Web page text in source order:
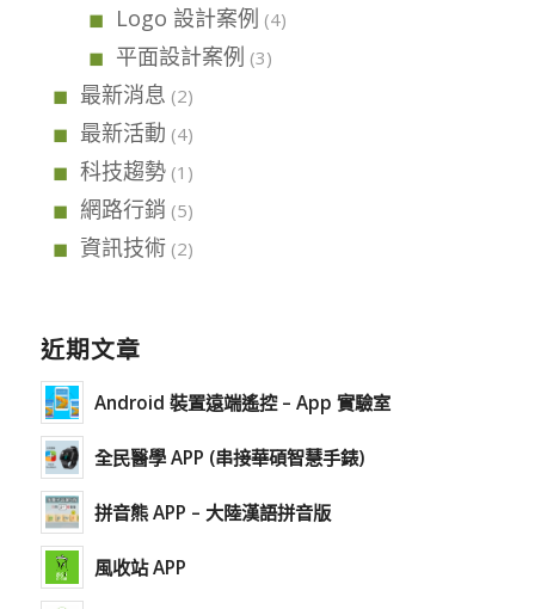
Logo 設計案例 (4)
平面設計案例 (3)
最新消息 (2)
最新活動 (4)
科技趨勢(1)
網路行銷 (5)
資訊技術(2)
近期文章
Android 裝置遠端遙控 – App 實驗室
全民醫學 APP (串接華碩智慧手錶)
拼音熊 APP – 大陸漢語拼音版
風收站 APP